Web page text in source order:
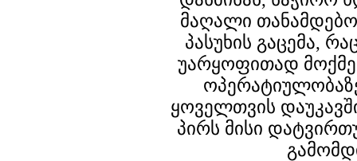
მაღალი
პასუხის გაცემა,
უარყოფითად
ყოველთვის
პირს მისი